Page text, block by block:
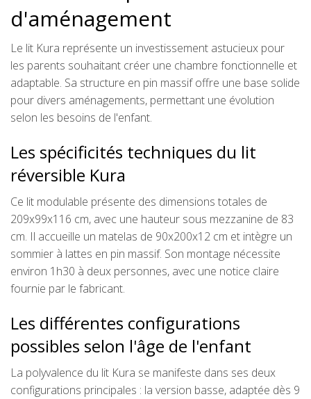
d'aménagement
Le lit Kura représente un investissement astucieux pour
les parents souhaitant créer une chambre fonctionnelle et
adaptable. Sa structure en pin massif offre une base solide
pour divers aménagements, permettant une évolution
selon les besoins de l'enfant.
Les spécificités techniques du lit
réversible Kura
Ce lit modulable présente des dimensions totales de
209x99x116 cm, avec une hauteur sous mezzanine de 83
cm. Il accueille un matelas de 90x200x12 cm et intègre un
sommier à lattes en pin massif. Son montage nécessite
environ 1h30 à deux personnes, avec une notice claire
fournie par le fabricant.
Les différentes configurations
possibles selon l'âge de l'enfant
La polyvalence du lit Kura se manifeste dans ses deux
configurations principales : la version basse, adaptée dès 9